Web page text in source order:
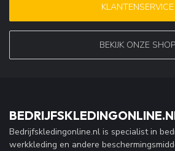
KLANTENSERVICE
BEKIJK ONZE SHOP
Bedrijfskledingonline.nl is specialist in
werkkleding en andere